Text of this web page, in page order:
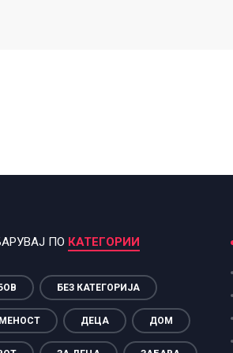
ПО КАТЕГОРИИ
БЕЗ КАТЕГОРИЈА
ДЕЦА ДОМ